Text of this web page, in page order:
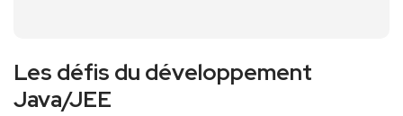
Les défis du développement
Java/JEE